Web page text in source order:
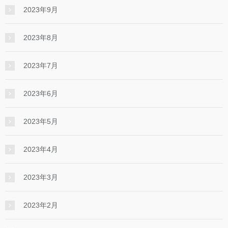
2023年9月
2023年8月
2023年7月
2023年6月
2023年5月
2023年4月
2023年3月
2023年2月